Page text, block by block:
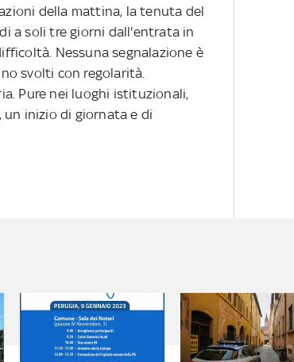
della mattina, la tenuta del
a soli tre giorni dall'entrata in
Nessuna segnalazione è
svolti con regolarità.
Pure nei luoghi istituzionali,
un inizio di giornata e di